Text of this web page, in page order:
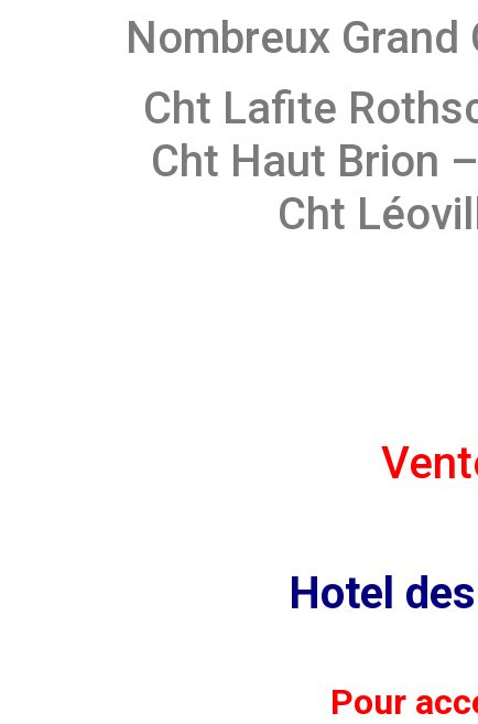
Nombreux Grand
Cht Lafite
Cht Haut Brion
Cht
Hotel
Pour